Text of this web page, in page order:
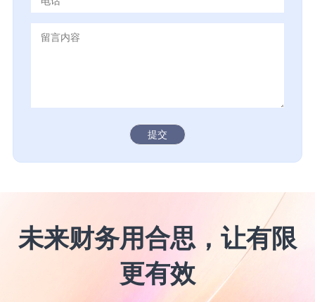
提交
未来财务用合思，让有限
更有效